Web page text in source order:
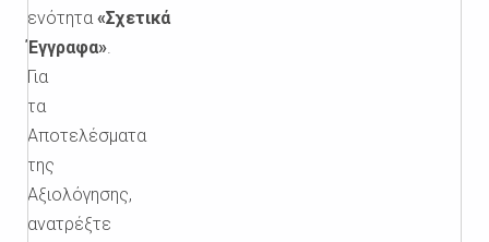
ενότητα«Σχετικά
Έγγραφα».
Για
τα
Αποτελέσματα
της
Αξιολόγησης,
ανατρέξτε